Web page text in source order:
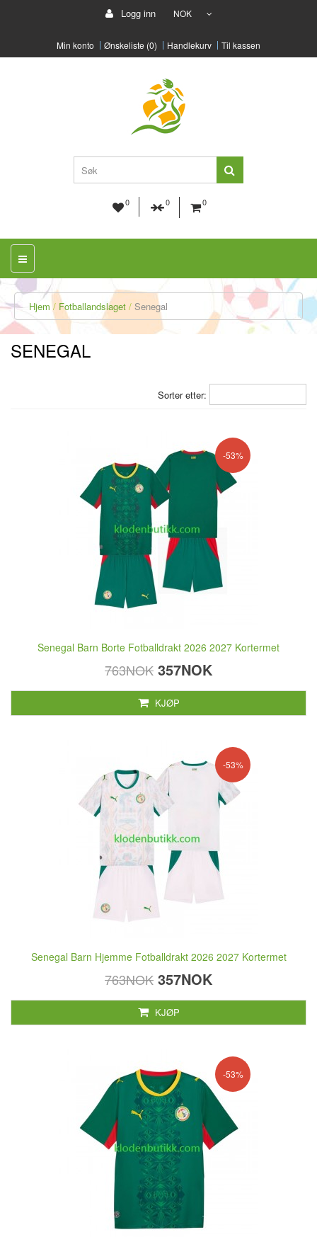
Logg inn NOK
Min konto Ønskeliste (0) Handlekurv Til kassen
0 0 0
Hjem Fotballandslaget Senegal
SENEGAL
Sorter etter:
-53%
Senegal Barn Borte Fotballdrakt 2026 2027 Kortermet
763NOK 357NOK
KJØP
-53%
Senegal Barn Hjemme Fotballdrakt 2026 2027 Kortermet
763NOK 357NOK
KJØP
-53%